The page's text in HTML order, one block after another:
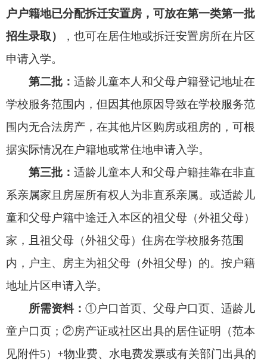
按照规则予以录取。
所需资料：
①户口首页、父母户口页、适龄儿
童户口页；②从业证明：就业证明+监护人与用人
单位依法签订的《劳动合同》（合法稳定就业1年以
上<截至2025年8月20日满一年>须法人签字、加盖
于纳税相关证明）；③合法住所证明：居住证明
（见附件5）及住所证明（购房的提供房产证、购房
合同或司法公证有关资料；租房的提供连续单独承
租住房或住建部门备案的租房合同<截至2025年8月
20日满一年>及水电费、物业费发票）。
房、市场运作房、单位住房（以有关部门出具的拆
迁安置协议或房屋分配凭证资料为主）；具有合法
手续（拥有房屋权属证、国有土地使用证、集体土
地使用证等材料之一）的自建房。未交房或不具备
入住条件、未经有关部门认定的个人转让房屋、无